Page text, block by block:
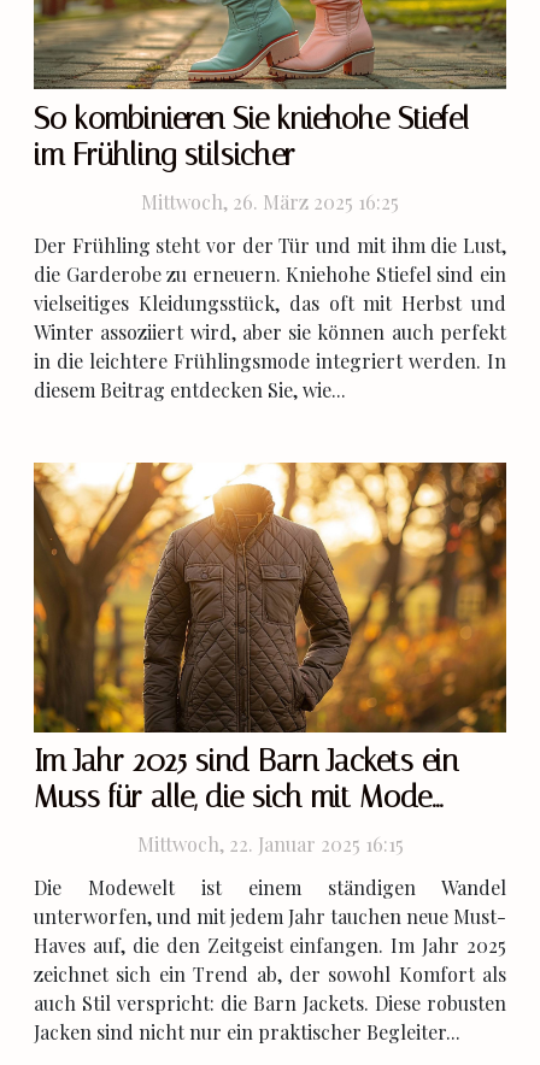
So kombinieren Sie kniehohe Stiefel
im Frühling stilsicher
Mittwoch, 26. März 2025 16:25
Der Frühling steht vor der Tür und mit ihm die Lust,
die Garderobe zu erneuern. Kniehohe Stiefel sind ein
vielseitiges Kleidungsstück, das oft mit Herbst und
Winter assoziiert wird, aber sie können auch perfekt
in die leichtere Frühlingsmode integriert werden. In
diesem Beitrag entdecken Sie, wie...
Im Jahr 2025 sind Barn Jackets ein
Muss für alle, die sich mit Mode
auskennenMittwoch, 22. Januar 2025 16:15
Die Modewelt ist einem ständigen Wandel
unterworfen, und mit jedem Jahr tauchen neue Must-
Haves auf, die den Zeitgeist einfangen. Im Jahr 2025
zeichnet sich ein Trend ab, der sowohl Komfort als
auch Stil verspricht: die Barn Jackets. Diese robusten
Jacken sind nicht nur ein praktischer Begleiter...